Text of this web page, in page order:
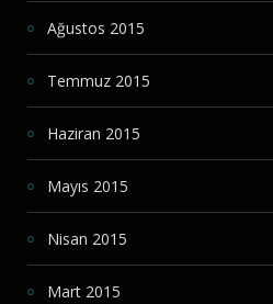
Ağustos 2015
Temmuz 2015
Haziran 2015
Mayıs 2015
Nisan 2015
Mart 2015